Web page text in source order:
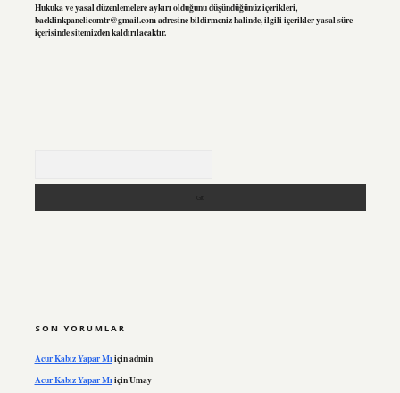
Hukuka ve yasal düzenlemelere aykırı olduğunu düşündüğünüz içerikleri,
backlinkpanelicomtr@gmail.comadresine bildirmeniz halinde, ilgili içerikler yasal süre
içerisinde sitemizden kaldırılacaktır.
SON YORUMLAR
Acur Kabız Yapar Mıiçinadmin
Acur Kabız Yapar Mı içinUmay